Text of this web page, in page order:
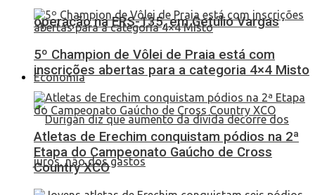
operação na ERS-135, em Getúlio Vargas
Economia
5º Champion de Vôlei de Praia está com
inscrições abertas para a categoria 4×4 Misto
Atletas de Erechim conquistam pódios na 2ª
Etapa do Campeonato Gaúcho de Cross
Country XCO